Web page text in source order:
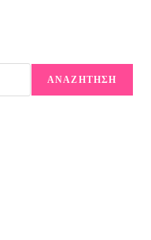
ΑΝΑΖΗΤΗΣΗ